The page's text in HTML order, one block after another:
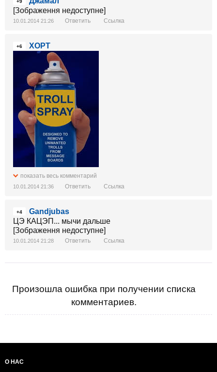
+9
[Зображення недоступне]
10.01.2014 21:26 Ответить Ссылка
+6 ХОРТ
показать весь комментарий
10.01.2014 21:36 Ответить Ссылка
+4
Gandjubas
ЦЭ КАЦЭП... мычи дальше
[Зображення недоступне]
10.01.2014 21:28 Ответить Ссылка
Произошла ошибка при получении списка
комментариев.
О НАС